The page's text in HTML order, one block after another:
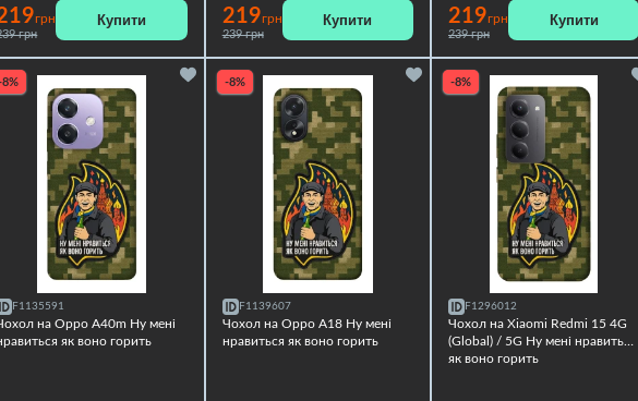
грн
грн
Купити 219грн
239 грн
Купити 219грн
239 грн
Купити
8%
F1135591
на Oppo A40m Ну мені
як воно горить
-8%
F1139607
Чохол на Oppo A18 Ну мені
нравиться як воно горить
-8%
F1296012
Чохол на Xiaomi Redmi 15 4G
(Global) / 5G Ну мені нравиться
як воно горить